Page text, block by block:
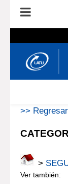
>> Regresar
>
Ver también: